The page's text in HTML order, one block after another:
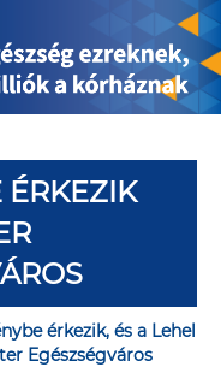
ÉRKEZIK
érkezik, és a Lehel
Egészségváros